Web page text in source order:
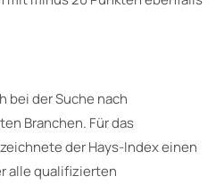
bei der Suche nach
Branchen. Für das
der Hays-Index einen
alle qualifizierten